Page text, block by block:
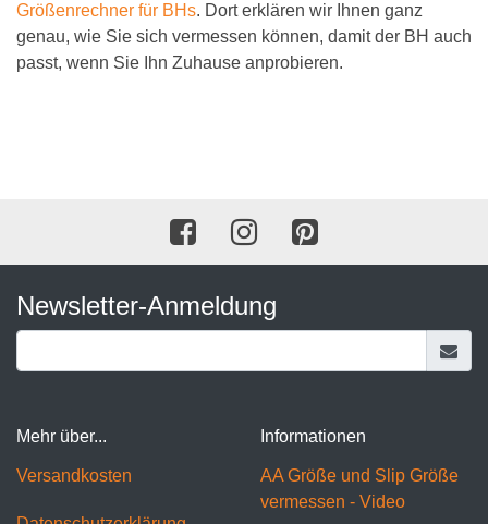
Größenrechner für BHs. Dort erklären wir Ihnen ganz
genau, wie Sie sich vermessen können, damit der BH auch
passt, wenn Sie Ihn Zuhause anprobieren.
Newsletter-Anmeldung
Mehr über...
Versandkosten
Informationen
AA Größe und Slip Größe
vermessen - Video